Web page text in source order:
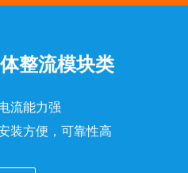
整流模块类
流能力强
装方便，可靠性高